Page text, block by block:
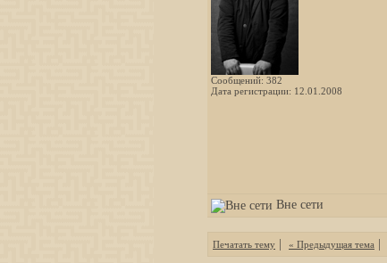
Сообщений: 382
Дата регистрации: 12.01.2008
Вне сети
Печатать тему « Предыдущая тема